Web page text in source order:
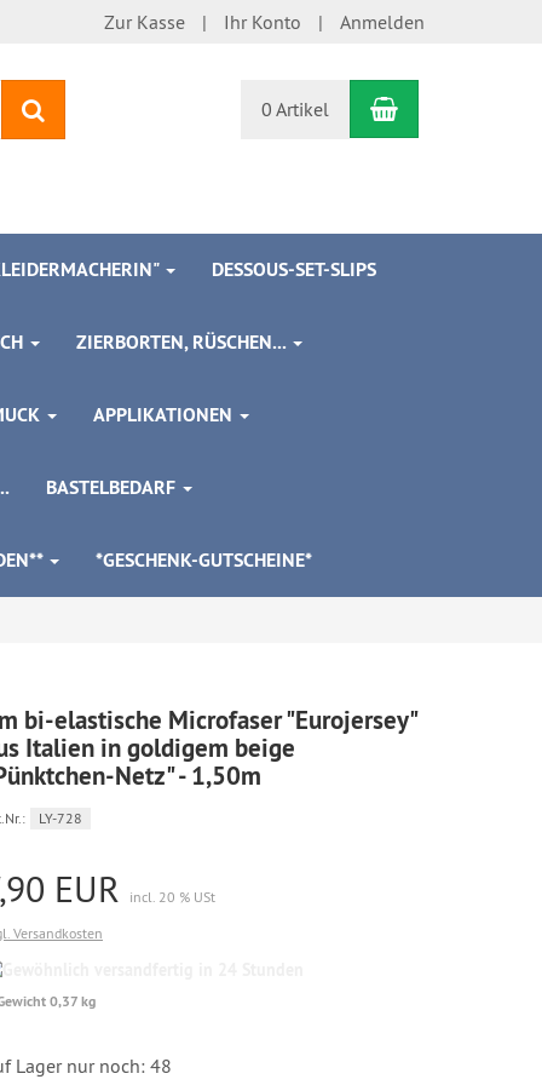
Zur Kasse Ihr Konto Anmelden
0 Artikel Warenkorb
DESSOUS-SET-SLIPS
ZIERBORTEN, RÜSCHEN...
APPLIKATIONEN
BASTELBEDARF
*GESCHENK-GUTSCHEINE*
bi-elastische Microfaser "Eurojersey"
Italien in goldigem beige
Netz" - 1,50m
LY-728
EUR
incl. 20 % USt
Versandkosten
0,37 kg
Lager nur noch: 48